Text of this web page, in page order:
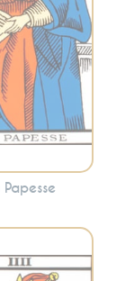
à écouter
et à
dans les
de votre
esprit.
Papesse